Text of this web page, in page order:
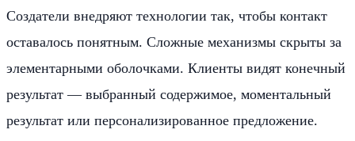
Создатели внедряют технологии так, чтобы контакт
оставалось понятным. Сложные механизмы скрыты за
элементарными оболочками. Клиенты видят конечный
результат — выбранный содержимое, моментальный
результат или персонализированное предложение.